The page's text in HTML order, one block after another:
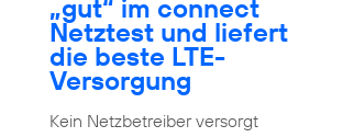
„gut“ im connect
Netztest und liefert
die beste LTE-
Versorgung
Kein Netzbetreiber versorgt